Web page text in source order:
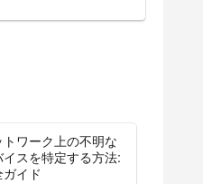
トワーク上の不明な
イスを特定する方法:
ガイド